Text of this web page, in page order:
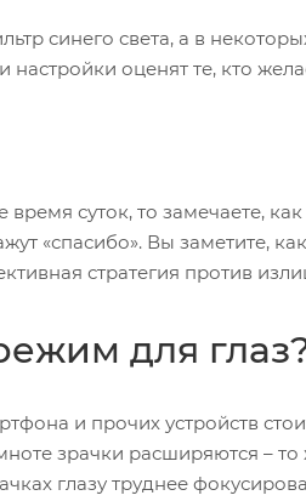
синего света, а в
оценят те, кто
суток, то замечаете,
«спасибо». Вы заметите,
стратегия против
для
и прочих устройств
зрачки расширяются –
глазу труднее